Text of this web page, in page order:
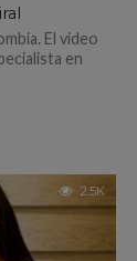
El video
en
2.5K